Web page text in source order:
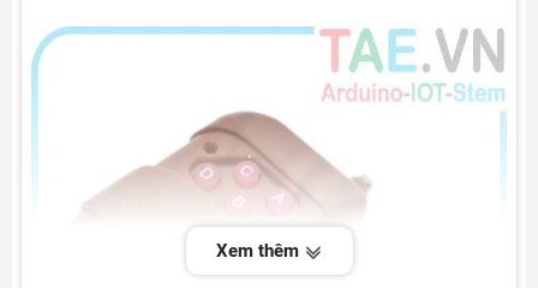
Xem thêm